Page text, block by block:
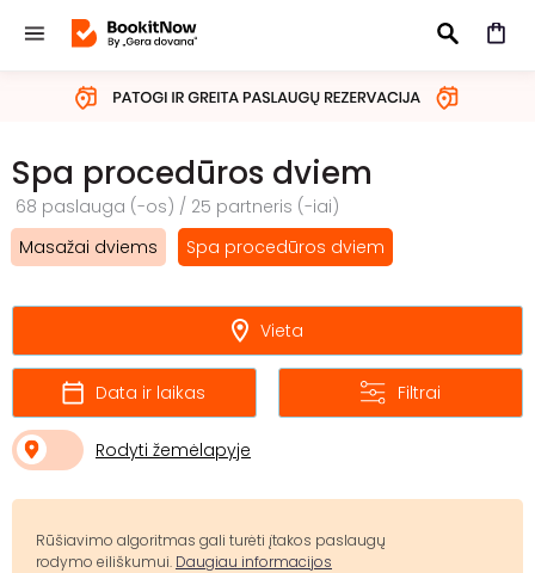
IEŠKOTI
Spa procedūros dviem
68 paslauga (-os) / 25 partneris (-iai)
Masažai dviems
Spa procedūros dviem
Vieta
Data ir laikas Filtrai
Rodyti žemėlapyje
Rūšiavimo algoritmas gali turėti įtakos paslaugų
rodymo eiliškumui. Daugiau informacijos